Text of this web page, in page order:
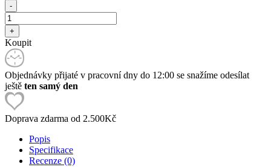
Koupit
Objednávky přijaté v pracovní dny do 12:00 se snažíme odesílat
ještě ten samý den
Doprava zdarma od 2.500Kč
Popis
Specifikace
Recenze (0)